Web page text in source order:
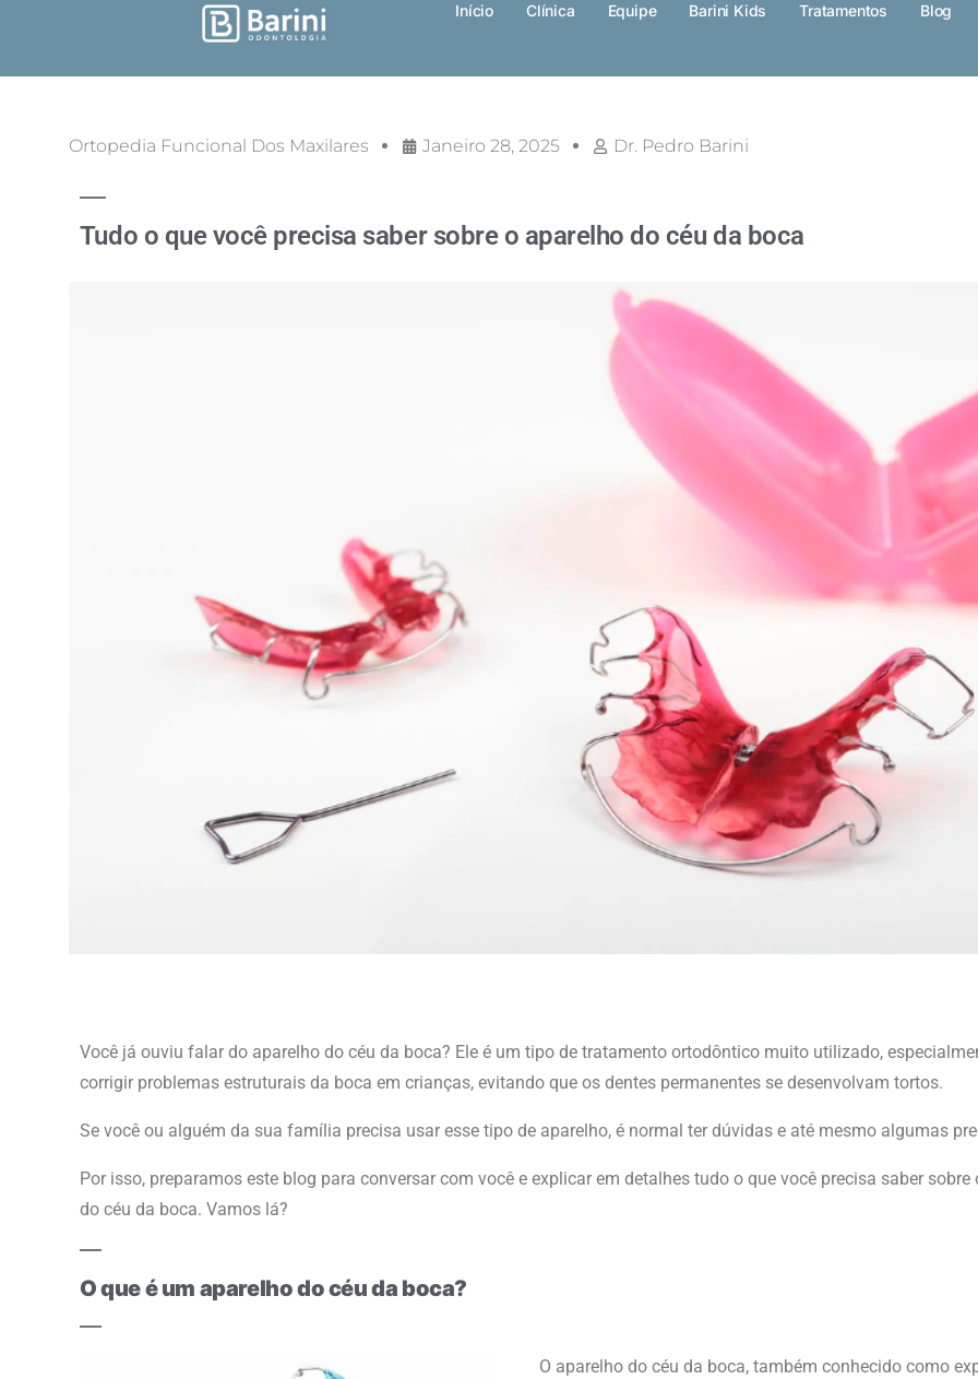
Início Clínica Equipe Barini Kids Tratamentos Blog
Ortopedia Funcional Dos Maxilares Janeiro 28, 2025 Dr. Pedro Barini
Tudo o que você precisa saber sobre o aparelho do céu da boca
Você já ouviu falar do aparelho do céu da boca? Ele é um tipo de tratamento ortodôntico muito utilizado,
corrigir problemas estruturais da boca em crianças, evitando que os dentes permanentes se desenvolvam tortos.
Se você ou alguém da sua família precisa usar esse tipo de aparelho, é normal ter dúvidas e até mesmo algumas
Por isso, preparamos este blog para conversar com você e explicar em detalhes tudo o que você precisa saber sobre
do céu da boca. Vamos lá?
O que é um aparelho do céu da boca?
O aparelho do céu da boca, também conhecido como